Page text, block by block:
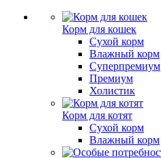
Корм для кошек
Сухой корм
Влажный корм
Суперпремиум
Премиум
Холистик
Корм для котят
Сухой корм
Влажный корм